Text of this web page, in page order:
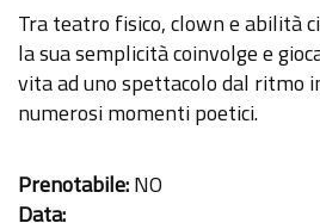
Tra teatro fisico, clown e abilità
la sua semplicità coinvolge e
vita ad uno spettacolo dal ritmo
numerosi momenti poetici.
Prenotabile:NO
Data: